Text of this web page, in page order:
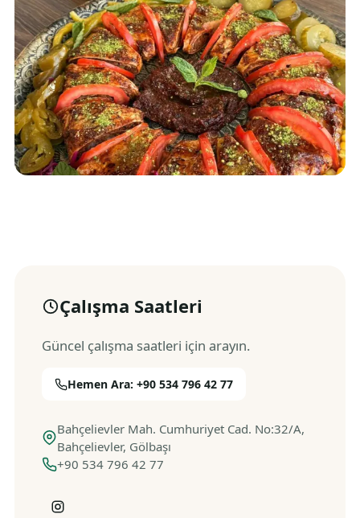
Çalışma Saatleri
Güncel çalışma saatleri için arayın.
Hemen Ara: +90 534 796 42 77
Bahçelievler Mah. Cumhuriyet Cad. No:32/A,
Bahçelievler, Gölbaşı
+90 534 796 42 77